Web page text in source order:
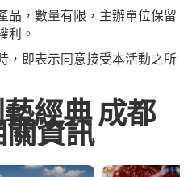
限時訂購優惠
品，數量有限，主辦單位保留
利。
，即表示同意接受本活動之所
經典 成都
關資訊